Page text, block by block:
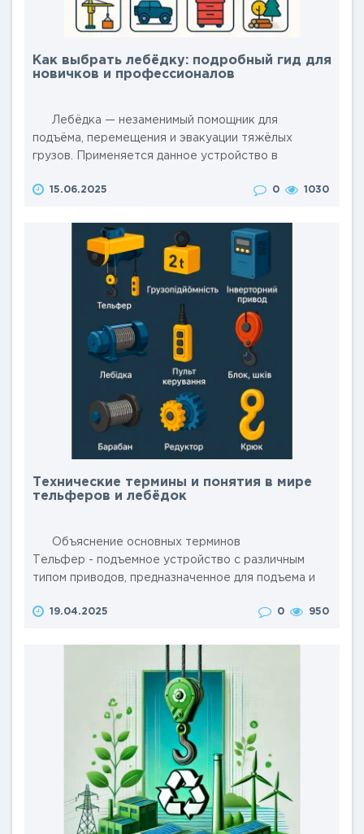
Как выбрать лебёдку: подробный гид для
новичков и профессионалов
Лебёдка — незаменимый помощник для
подъёма, перемещения и эвакуации тяжёлых
грузов. Применяется данное устройство в
сельском хозяйстве и даже в быту. Но как выбрать
под ваши задачи и долго служила? В этой статье
разберём основные критерии выбора и дадим
практические советы. ..
15.06.2025 0 1030
Технические термины и понятия в мире
тельферов и лебёдок
Объяснение основных терминов
Тельфер - подъемное устройство с различным
типом приводов, предназначенное для подъема и
вертикальной плоскостях. Обычно оснащено
- механизм для подъема или вытяги..
19.04.2025 0 950